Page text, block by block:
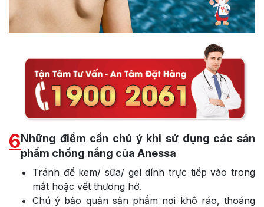
6Những điểm cần chú ý khi sử dụng các sản
phẩm chống nắng của Anessa
Tránh để kem/ sữa/ gel dính trực tiếp vào trong
mắt hoặc vết thương hở.
Chú ý bảo quản sản phẩm nơi khô ráo, thoáng